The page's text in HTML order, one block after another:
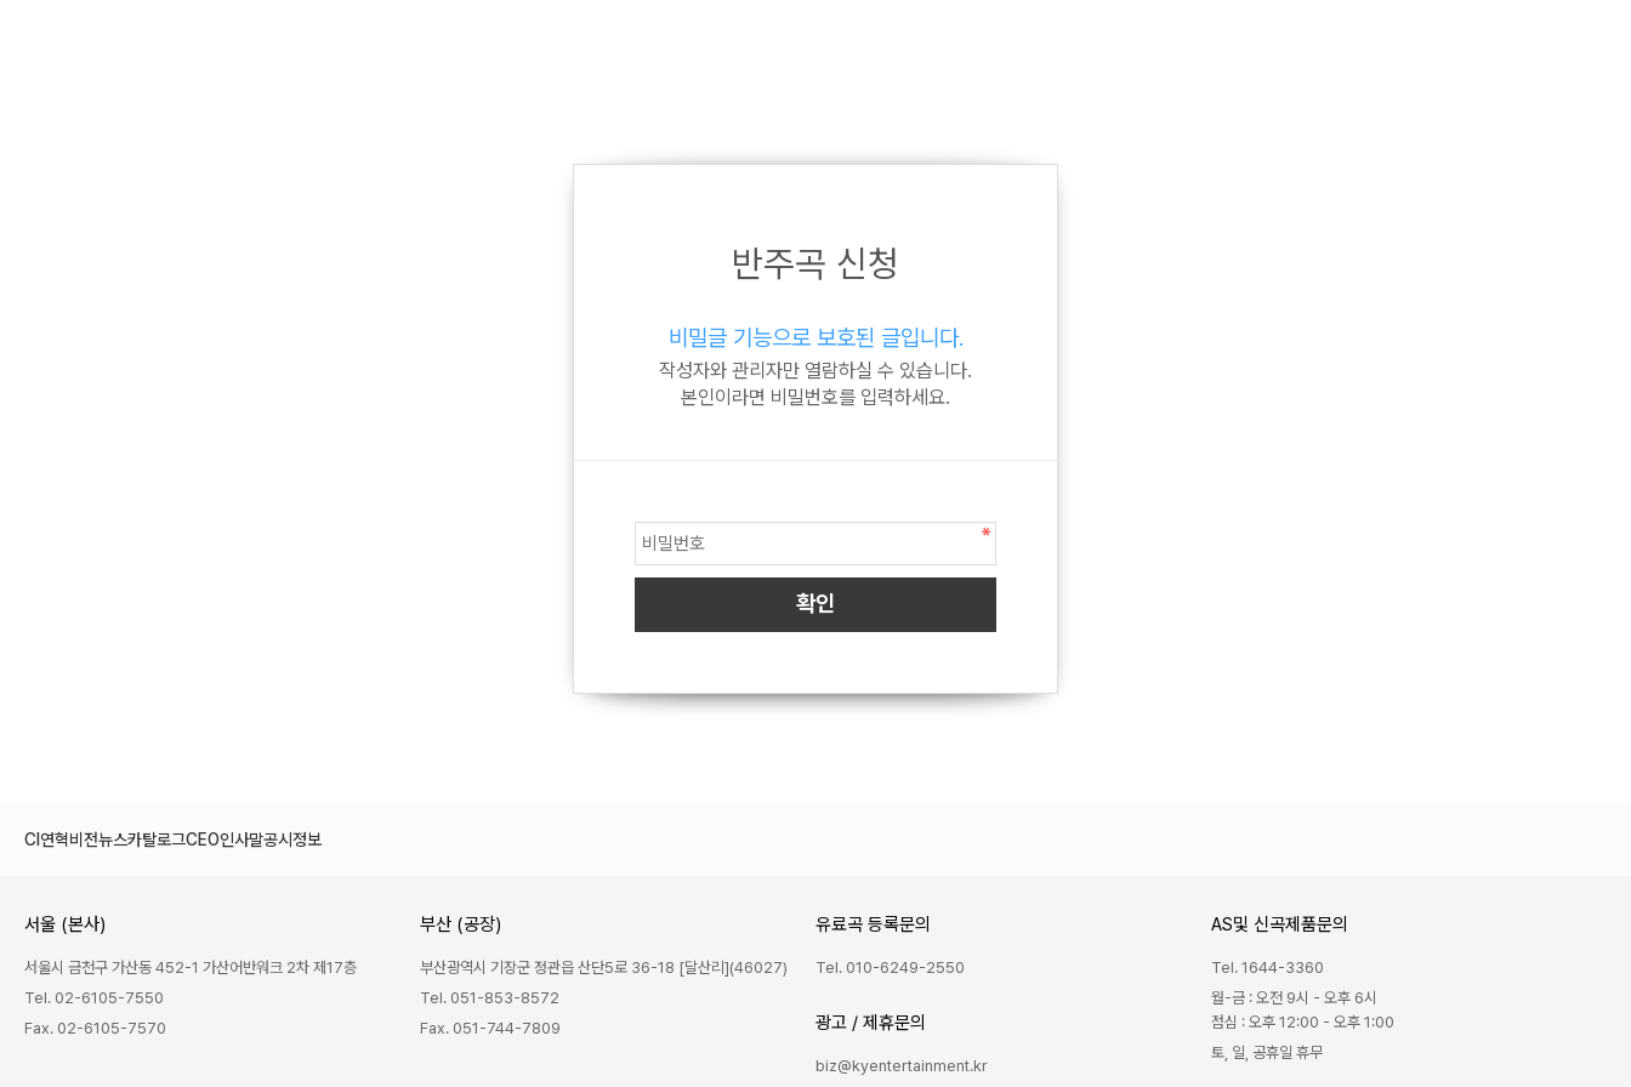
반주곡 신청
비밀글 기능으로 보호된 글입니다.
작성자와 관리자만 열람하실 수 있습니다.
본인이라면 비밀번호를 입력하세요.
CI연혁비전뉴스카탈로그CEO인사말공시정보
서울 (본사)
서울시 금천구 가산동 452-1 가산어반워크 2차 제17층
Tel. 02-6105-7550
Fax. 02-6105-7570
부산 (공장)
부산광역시 기장군 정관읍 산단5로 36-18 [달산리](46027)
Tel. 051-853-8572
Fax. 051-744-7809
유료곡 등록문의
Tel. 010-6249-2550
광고 / 제휴문의
biz@kyentertainment.kr
AS및 신곡제품문의
Tel. 1644-3360
월-금 : 오전 9시 - 오후 6시
점심 : 오후 12:00 - 오후 1:00
토, 일, 공휴일 휴무